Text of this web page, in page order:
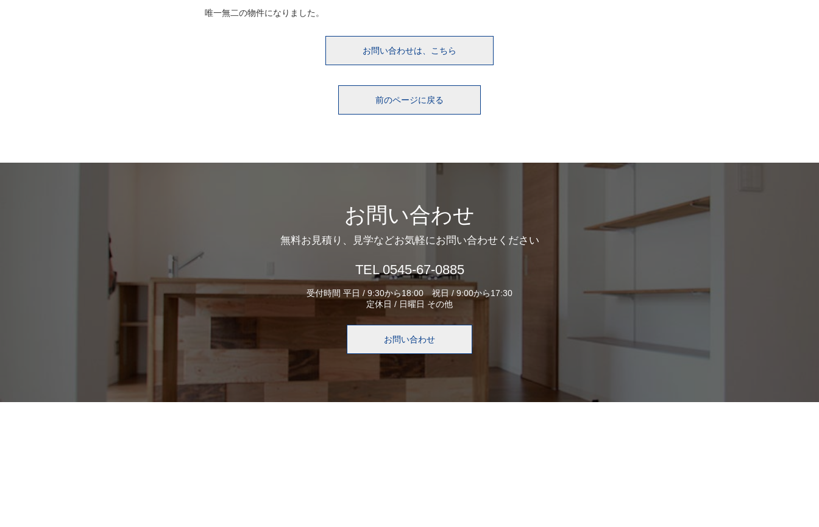
唯一無二の物件になりました。
お問い合わせは、こちら
前のページに戻る
お問い合わせ
無料お見積り、見学などお気軽にお問い合わせください
TEL 0545-67-0885
受付時間 平日 / 9:30から18:00 祝日 / 9:00から17:30
定休日 / 日曜日 その他
お問い合わせ